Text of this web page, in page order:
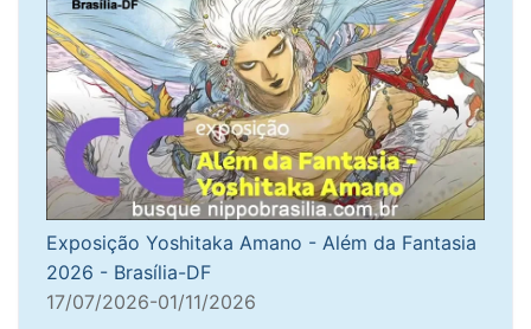
Exposição Yoshitaka Amano - Além da Fantasia
2026 - Brasília-DF
17/07/2026-01/11/2026